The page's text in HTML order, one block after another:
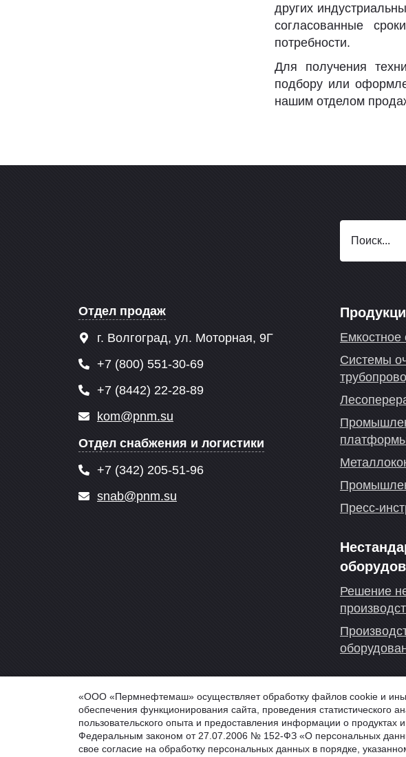
других
согласованные
потребности.
Для получения
подбору или
нашим отделом
Отдел продаж
г. Волгоград, ул. Моторная, 9Г
+7 (800) 551-30-69
+7 (8442) 22-28-89
kom@pnm.su
Отдел снабжения и логистики
+7 (342) 205-51-96
snab@pnm.su
Емкостное
Системы
Пресс-
Решение
© 2026 PNM.SU - ООО "Пермнефтемаш" (ПНМ, PNM), г. Волгоград
Обработка персональных данных
Информация на сайте не является публичной офертой
«ООО «Пермнефтемаш» осуществляет обработку файлов cookie и
обеспечения функционирования сайта, проведения статистического
пользовательского опыта и предоставления информации о продуктах и
Федеральным законом от 27.07.2006 № 152-ФЗ «О персональных
свое согласие на обработку персональных данных в порядке,